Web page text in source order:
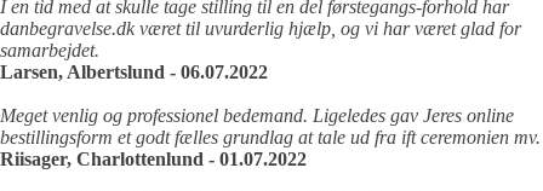
I en tid med at skulle tage stilling til en del førstegangs-forhold har
danbegravelse.dk været til uvurderlig hjælp, og vi har været glad for
samarbejdet.
Larsen, Albertslund - 06.07.2022
Meget venlig og professionel bedemand. Ligeledes gav Jeres online
bestillingsform et godt fælles grundlag at tale ud fra ift ceremonien mv.
Riisager, Charlottenlund - 01.07.2022